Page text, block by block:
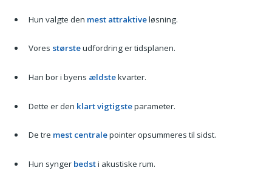
Hun valgte den mest attraktiveløsning.
Vores størsteudfordring er tidsplanen.
Han bor i byens ældstekvarter.
Dette er den klart vigtigsteparameter.
De tre mest centralepointer opsummeres til sidst.
Hun synger bedsti akustiske rum.